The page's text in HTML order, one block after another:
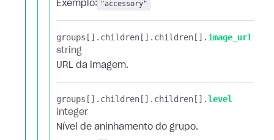
Exemplo: "accessory"
groups[].​ children[].​ children[].​ image_url
string
URL da imagem.
groups[].​ children[].​ children[].​level
integer
Nível de aninhamento do grupo.